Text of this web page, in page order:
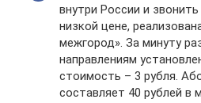
внутри России и
низкой цене,
межгород». За минуту
направлениям
стоимость – 3 рубля.
составляет 40 рублей в